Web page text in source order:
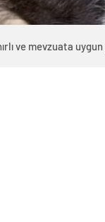
ve mevzuata